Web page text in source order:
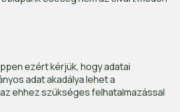
ezért kérjük, hogy adatai
adat akadálya lehet a
ehhez szükséges felhatalmazással